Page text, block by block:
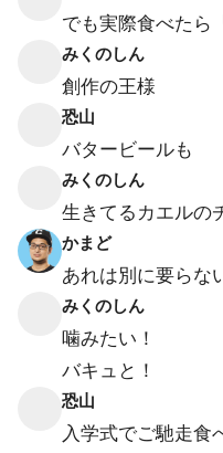
でも実際食べたら
みくのしん
創作の王様
恐山
バタービールも
みくのしん
生きてるカエルの
かまど
あれは別に要らな
みくのしん
噛みたい！
バキュと！
恐山
入学式でご馳走食